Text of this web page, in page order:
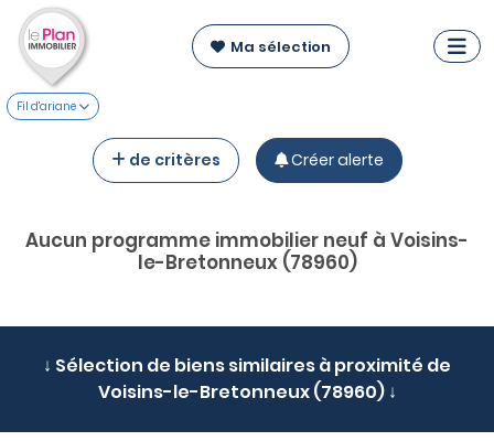
Ma sélection
Fil d'ariane
de critères Créer alerte
Aucun programme immobilier neuf à Voisins-
le-Bretonneux (78960)
↓ Sélection de biens similaires à proximité de
Voisins-le-Bretonneux (78960) ↓